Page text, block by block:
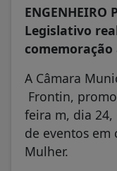
ENGENHEIRO
Legislativo
A Câmara
Frontin,
feira m, dia
de eventos em
Mulher.